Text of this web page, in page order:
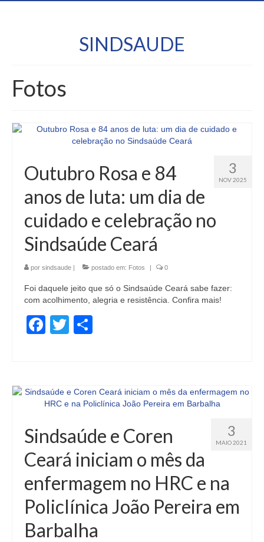
SINDSAUDE
Fotos
3
NOV 2025
Outubro Rosa e 84
anos de luta: um dia de
cuidado e celebração no
Sindsaúde Ceará
por sindsaude | postado em: Fotos | 0
Foi daquele jeito que só o Sindsaúde Ceará sabe fazer:
com acolhimento, alegria e resistência. Confira mais!
Facebook
Twitter
3
MAIO 2021
Sindsaúde e Coren
Ceará iniciam o mês da
enfermagem no HRC e na
Policlínica João Pereira em
Barbalha